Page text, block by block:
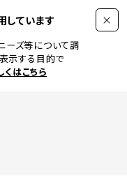
しています
ーズ等について調
示する目的で
くはこちら